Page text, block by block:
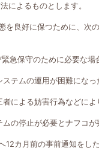
によるものとします。
を良好に保つために、次
緊急保守のために必要な場
ステムの運用が困難になっ
者による妨害行為などに
ムの停止が必要とナフコ
12カ月前の事前通知をし